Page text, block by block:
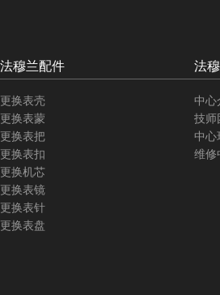
法穆兰配件
更换表壳
更换表蒙
更换表把
更换表扣
更换机芯
更换表镜
更换表针
更换表盘
法
中心
技师
中心
维修